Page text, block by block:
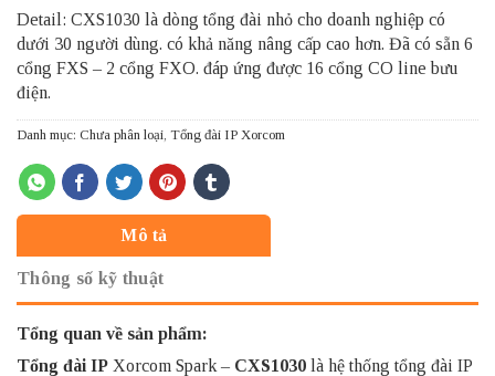
Detail: CXS1030 là dòng tổng đài nhỏ cho doanh nghiệp có
dưới 30 người dùng. có khả năng nâng cấp cao hơn. Đã có sẵn 6
cổng FXS – 2 cổng FXO. đáp ứng được 16 cổng CO line bưu
điện.
Danh mục: Chưa phân loại Tổng đài IP Xorcom
Mô tả
Thông số kỹ thuật
Tổng quan về sản phẩm:
Tổng đài IP Xorcom Spark – CXS1030 là hệ thống tổng đài IP